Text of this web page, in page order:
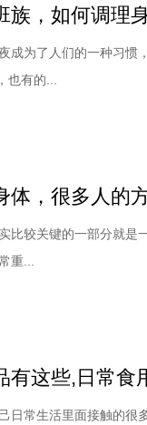
族，如何调理
成为了人们的一种习惯
也有的...
体，很多人的
比较关键的一部分就是
重...
有这些,日常食
日常生活里面接触的很